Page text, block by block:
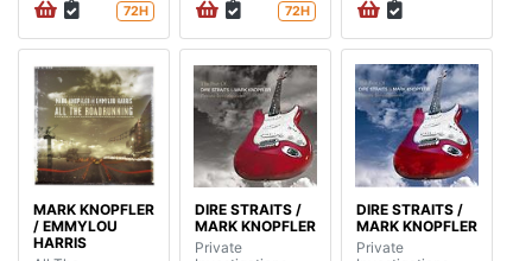
72H 72H
MARK KNOPFLER
/ EMMYLOU
HARRIS
DIRE STRAITS /
MARK KNOPFLER
Private
DIRE STRAITS /
MARK KNOPFLER
Private